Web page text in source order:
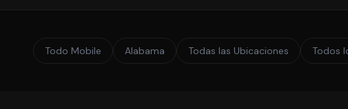
Todo Mobile Alabama Todas las Ubicaciones Todos